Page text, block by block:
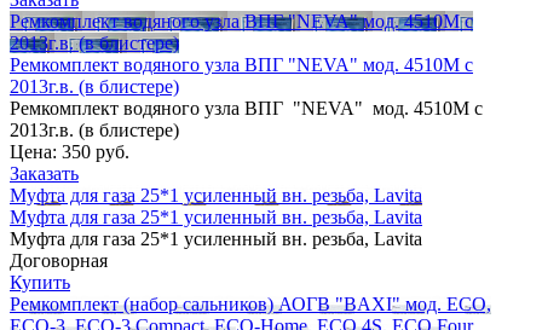
Ремкомплект водяного узла ВПГ "NEVA" мод. 4510М с
2013г.в. (в блистере)
Ремкомплект водяного узла ВПГ "NEVA" мод. 4510М с
2013г.в. (в блистере)
Ремкомплект водяного узла ВПГ "NEVA" мод. 4510М с
2013г.в. (в блистере)
Цена: 350 руб.
Заказать
Муфта для газа 25*1 усиленный вн. резьба, Lavita
Муфта для газа 25*1 усиленный вн. резьба, Lavita
Муфта для газа 25*1 усиленный вн. резьба, Lavita
Договорная
Купить
Ремкомплект (набор сальников) АОГВ "BAXI" мод. ECO,
ECO-3, ECO-3 Compact, ECO-Home, ECO 4S, ECO Four